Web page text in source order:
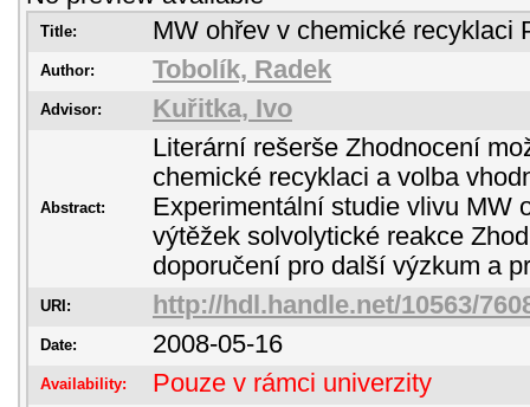
Title: MW ohřev v chemické recyklaci
Author: Tobolík, Radek
Advisor: Kuřitka, Ivo
Abstract:
Literární rešerše Zhodnocení
chemické recyklaci a volba
Experimentální studie vlivu MW
výtěžek solvolytické reakce
doporučení pro další výzkum a
URI: http://hdl.handle.net/10563/
Date: 2008-05-16
Availability: Pouze v rámci univerzity